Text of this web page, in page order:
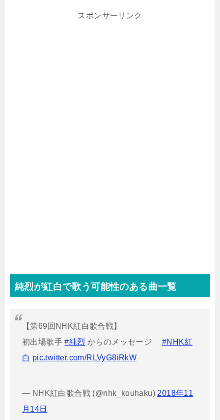
スポンサーリンク
純烈が紅白で歌う可能性のある曲一覧
【第69回NHK紅白歌合戦】
初出場歌手#純烈 からのメッセージ#NHK紅
白 pic.twitter.com/RLVyG8iRkW
— NHK紅白歌合戦 (@nhk_kouhaku) 2018年11
月14日